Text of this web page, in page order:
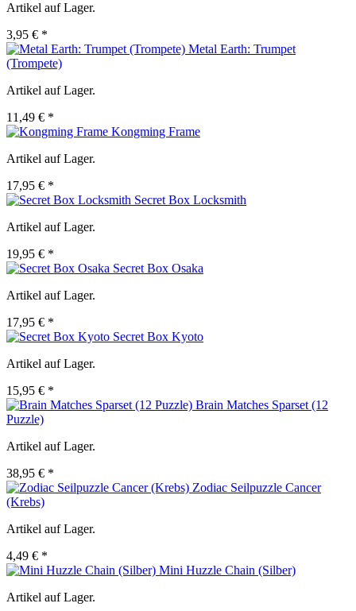
Artikel auf Lager.
3,95 € *
Metal Earth: Trumpet
(Trompete)
Artikel auf Lager.
11,49 € *
Kongming Frame
Artikel auf Lager.
17,95 € *
Secret Box Locksmith
Artikel auf Lager.
19,95 € *
Secret Box Osaka
Artikel auf Lager.
17,95 € *
Secret Box Kyoto
Artikel auf Lager.
15,95 € *
Brain Matches Sparset (12
Puzzle)
Artikel auf Lager.
38,95 € *
Zodiac Seilpuzzle Cancer
(Krebs)
Artikel auf Lager.
4,49 € *
Mini Huzzle Chain (Silber)
Artikel auf Lager.